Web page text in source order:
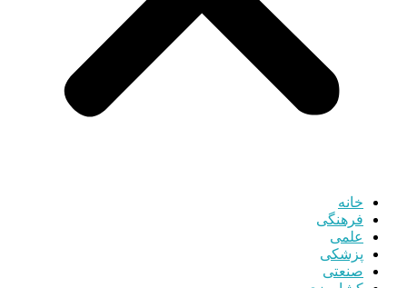
خانه
فرهنگی
علمی
پزشکی
صنعتی